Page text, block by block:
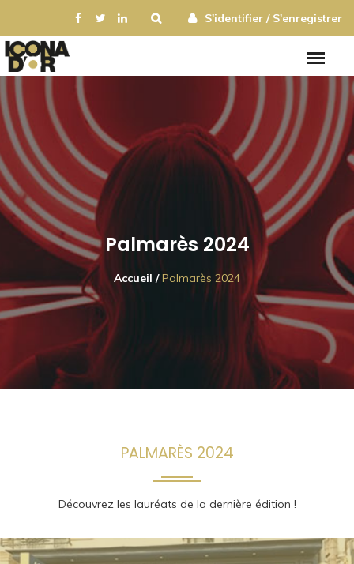
S'identifier / S'enregistrer
Palmarès 2024
Accueil /Palmarès 2024
PALMARÈS 2024
Découvrez les lauréats de la dernière édition !